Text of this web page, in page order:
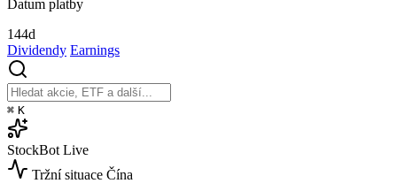
Datum platby
144d
Dividendy Earnings
⌘ K
StockBot Live
Tržní situace Čína